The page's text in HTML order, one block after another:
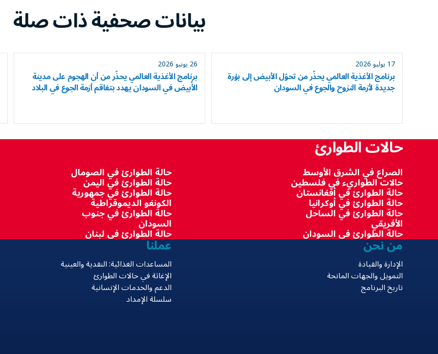
بيانات صحفية ذات صلة
17 يوليو 2026
برنامج الأغذية العالمي يحذّر من تحوّل الأبيض إلى بؤرة
جديدة لأزمة النزوح والجوع في السودان
26 يونيو 2026
برنامج الأغذية العالمي يحذّر من أن الهجوم على مدينة
الأُبيض في السودان يهدد بتفاقم أزمة الجوع في البلاد
حالات الطوارئ
الصراع في الشرق الأوسط
حالات الطواريء في فلسطين
حالة الطوارئ في أفغانستان
حالة الطوارئ في أوكرانيا
حالة الطوارئ في الساحل
الأفريقي
حالة الطوارئ في السودان
حالة الطوارئ في الصومال
حالة الطوارئ في اليمن
حالة الطوارئ في جمهورية
الكونغو الديموقراطية
حالة الطوارئ في جنوب
السودان
حالة الطوارئ في لبنان من نحن
الإدارة والقيادة
التمويل والجهات المانحة
تاريخ البرنامج
عملنا
المساعدات الغذائية: النقدية والعينية
الإغاثة في حالات الطوارئ
الدعم والخدمات الإنسانية
سلسلة الإمداد